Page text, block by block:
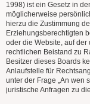
1998) ist ein Gesetz in
möglicherweise
hierzu die Zustimmung
Erziehungsberechtigten
oder die Website, auf der
rechtlichen Beistand zu
Besitzer dieses Boards
Anlaufstelle für
unter der Frage „An wen
juristische Anfragen zu